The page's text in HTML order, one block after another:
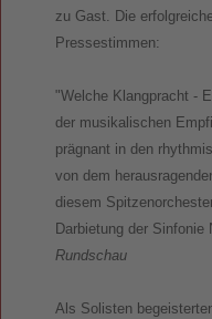
zu Gast. Die
Pressestimmen:
"Welche Klangpracht -
der musikalischen
prägnant in den
von dem
diesem
Darbietung der
Rundschau
Als Solisten